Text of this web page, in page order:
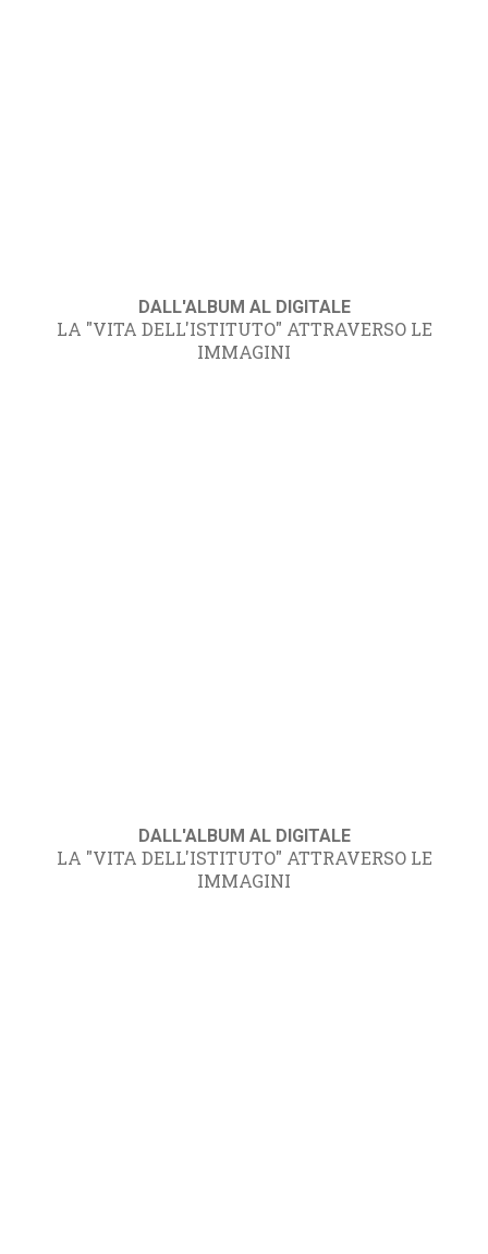
DALL'ALBUM AL DIGITALE
LA "VITA DELL'ISTITUTO" ATTRAVERSO LE
IMMAGINI
DALL'ALBUM AL DIGITALE
LA "VITA DELL'ISTITUTO" ATTRAVERSO LE
IMMAGINI